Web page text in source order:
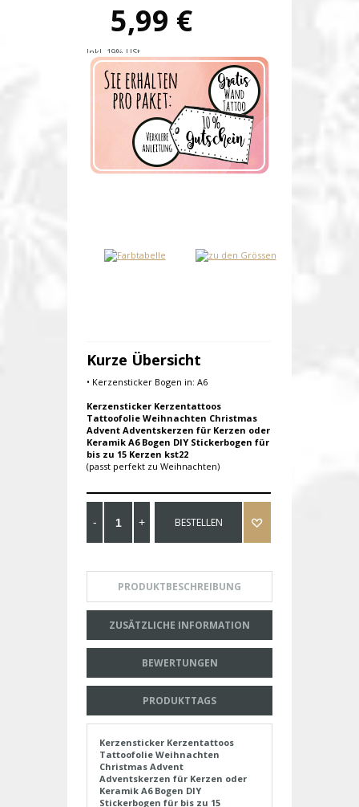
5,99 €
Inkl. 19% USt.
Versandkosten
Produktnummer:kst22-B
Verfügbarkeit:Auf Lager
Lieferzeit: 1-3 Werktage
Kurze Übersicht
• Kerzensticker Bogen in: A6
Kerzensticker Kerzentattoos
Tattoofolie Weihnachten Christmas
Advent Adventskerzen für Kerzen oder
Keramik A6 Bogen DIY Stickerbogen für
bis zu 15 Kerzen kst22
(passt perfekt zu Weihnachten)
BESTELLEN
PRODUKTBESCHREIBUNG
ZUSÄTZLICHE INFORMATION
BEWERTUNGEN
PRODUKTTAGS
Kerzensticker Kerzentattoos
Tattoofolie Weihnachten
Christmas Advent
Adventskerzen für Kerzen oder
Keramik A6 Bogen DIY
Stickerbogen für bis zu 15